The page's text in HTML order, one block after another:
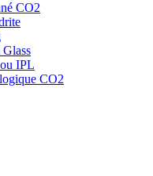
CO2
IPL
CO2